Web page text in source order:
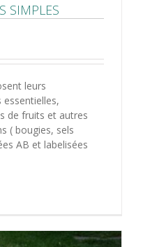
SIMPLES
leurs
de fruits et autres
( bougies, sels
AB et labelisées